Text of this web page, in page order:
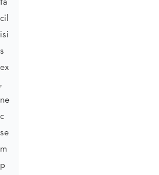
cil
isi
s
ex
,
ne
c
se
m
p